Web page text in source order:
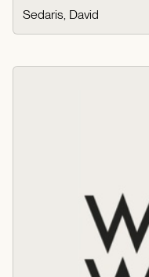
Sedaris, David